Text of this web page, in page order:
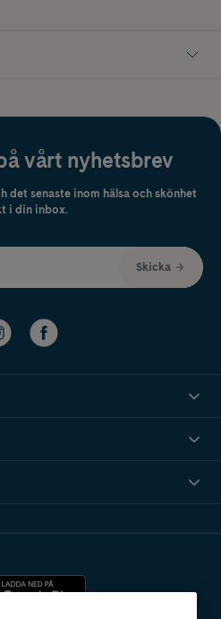
vårt nyhetsbrev
det senaste inom hälsa och skönhet
i din inbox.
Skicka